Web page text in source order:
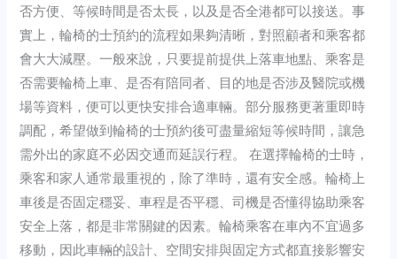
否方便、等候時間是否太長，以及是否全港都可以接送。事
實上，輪椅的士預約的流程如果夠清晰，對照顧者和乘客都
會大大減壓。一般來說，只要提前提供上落車地點、乘客是
否需要輪椅上車、是否有陪同者、目的地是否涉及醫院或機
場等資料，便可以更快安排合適車輛。部分服務更著重即時
調配，希望做到輪椅的士預約後可盡量縮短等候時間，讓急
需外出的家庭不必因交通而延誤行程。 在選擇輪椅的士時，
乘客和家人通常最重視的，除了準時，還有安全感。輪椅上
車後是否固定穩妥、車程是否平穩、司機是否懂得協助乘客
安全上落，都是非常關鍵的因素。輪椅乘客在車內不宜過多
移動，因此車輛的設計、空間安排與固定方式都直接影響安